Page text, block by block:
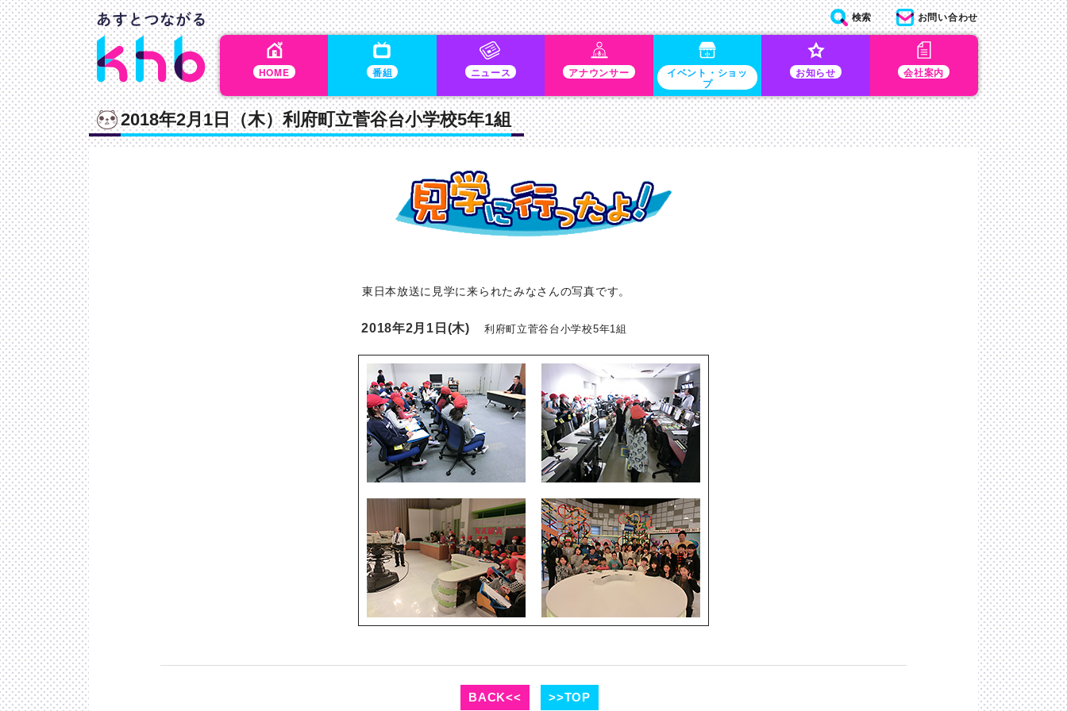
HOME 番組 ニュース アナウンサー イベント・ショッ
プ
お知らせ 会社案内
検索 お問い合わせ
2018年2月1日（木）利府町立菅谷台小学校5年1組
東日本放送に見学に来られたみなさんの写真です。
2018年2月1日(木) 利府町立菅谷台小学校5年1組
BACK<< >>TOP